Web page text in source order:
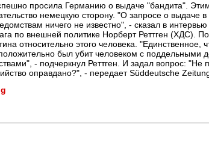
просила Германию о выдаче "бандита".
немецкую сторону. "О запросе о выдаче в
ничего не известно", - сказал в
по внешней политике Норберт Реттген (ХДС).
относительно этого человека. "Единственное,
был убит человеком с поддельными
- подчеркнул Реттген. И задал вопрос: "Не
оправдано?", - передает Süddeutsche